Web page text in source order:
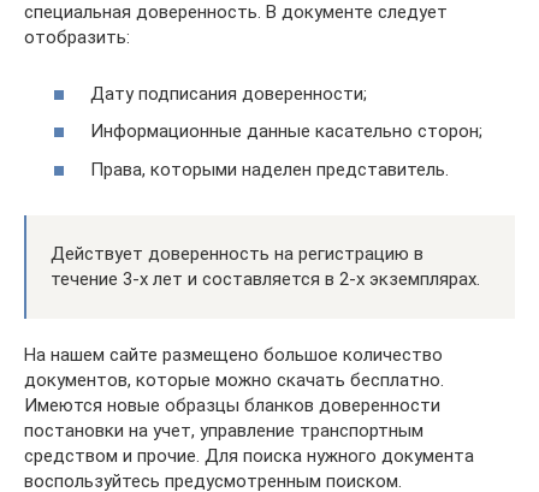
специальная доверенность. В документе следует
отобразить:
Дату подписания доверенности;
Информационные данные касательно сторон;
Права, которыми наделен представитель.
Действует доверенность на регистрацию в
течение 3-х лет и составляется в 2-х экземплярах.
На нашем сайте размещено большое количество
документов, которые можно скачать бесплатно.
Имеются новые образцы бланков доверенности
постановки на учет, управление транспортным
средством и прочие. Для поиска нужного документа
воспользуйтесь предусмотренным поиском.